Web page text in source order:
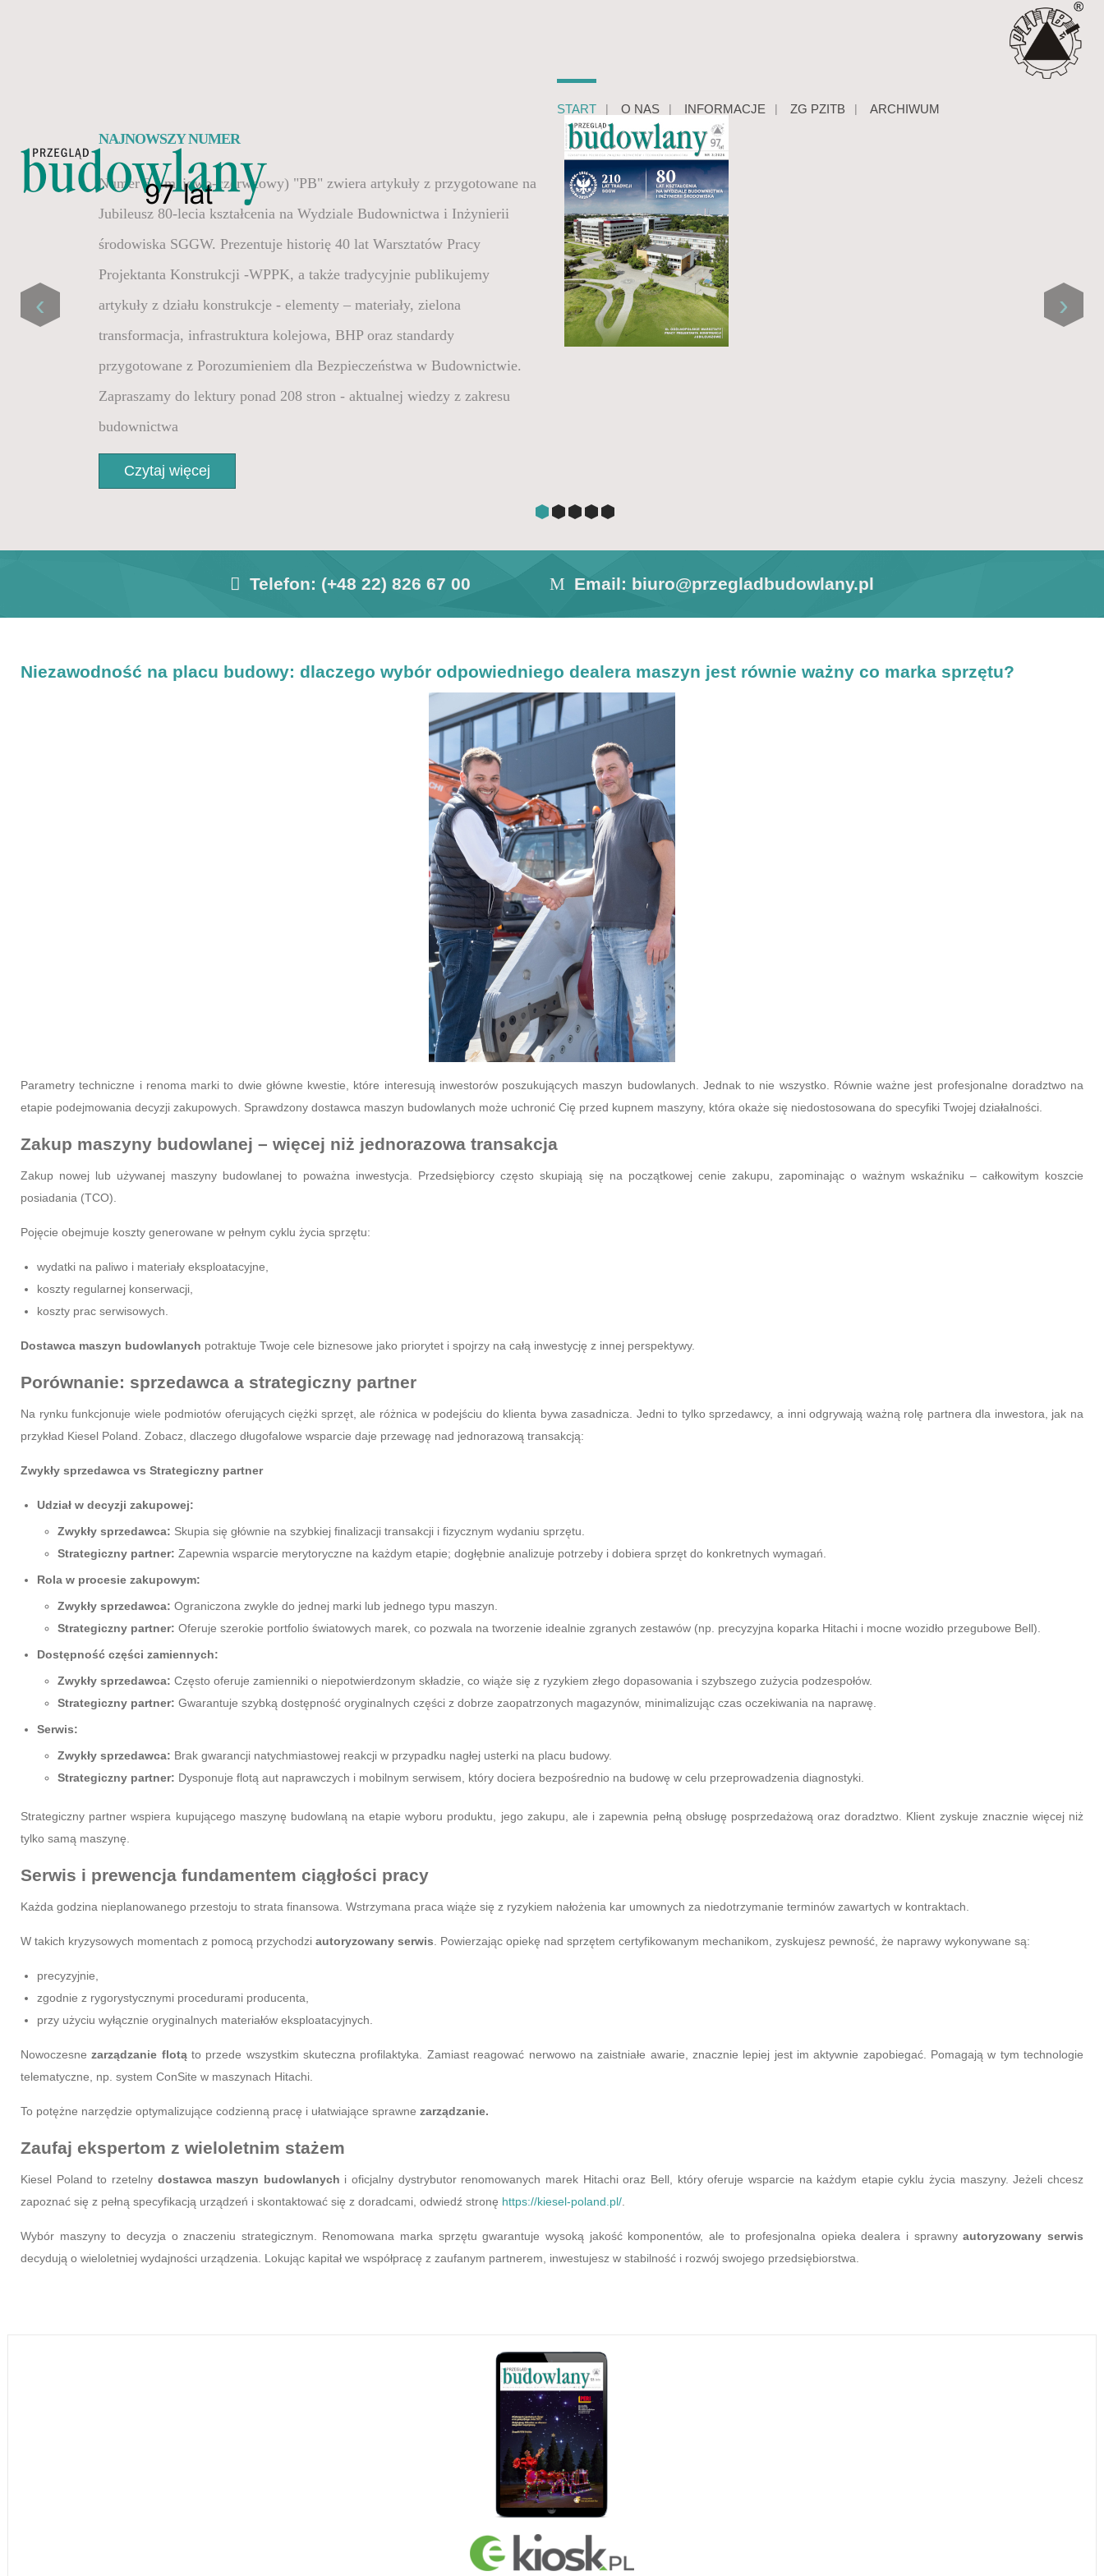
START O NAS INFORMACJE ZG PZITB ARCHIWUM
NAJNOWSZY NUMER
Numer 3 ( majowo-czerwcowy) "PB" zwiera artykuły z przygotowane na
Jubileusz 80-lecia kształcenia na Wydziale Budownictwa i Inżynierii
środowiska SGGW. Prezentuje historię 40 lat Warsztatów Pracy
Projektanta Konstrukcji -WPPK, a także tradycyjnie publikujemy
artykuły z działu konstrukcje - elementy – materiały, zielona
transformacja, infrastruktura kolejowa, BHP oraz standardy
przygotowane z Porozumieniem dla Bezpieczeństwa w Budownictwie.
Zapraszamy do lektury ponad 208 stron - aktualnej wiedzy z zakresu
budownictwa
Czytaj więcej
›
‹
Telefon: (+48 22) 826 67 00 Email: biuro@przegladbudowlany.pl
Niezawodność na placu budowy: dlaczego wybór odpowiedniego dealera maszyn jest równie ważny co marka sprzętu?
Parametry techniczne i renoma marki to dwie główne kwestie, które interesują inwestorów poszukujących maszyn budowlanych. Jednak to nie wszystko. Równie ważne jest profesjonalne doradztwo na
etapie podejmowania decyzji zakupowych. Sprawdzony dostawca maszyn budowlanych może uchronić Cię przed kupnem maszyny, która okaże się niedostosowana do specyfiki Twojej działalności.
Zakup maszyny budowlanej – więcej niż jednorazowa transakcja
Zakup nowej lub używanej maszyny budowlanej to poważna inwestycja. Przedsiębiorcy często skupiają się na początkowej cenie zakupu, zapominając o ważnym wskaźniku – całkowitym koszcie
posiadania (TCO).
Pojęcie obejmuje koszty generowane w pełnym cyklu życia sprzętu:
wydatki na paliwo i materiały eksploatacyjne,
koszty regularnej konserwacji,
koszty prac serwisowych.
Dostawca maszyn budowlanych potraktuje Twoje cele biznesowe jako priorytet i spojrzy na całą inwestycję z innej perspektywy.
Porównanie: sprzedawca a strategiczny partner
Na rynku funkcjonuje wiele podmiotów oferujących ciężki sprzęt, ale różnica w podejściu do klienta bywa zasadnicza. Jedni to tylko sprzedawcy, a inni odgrywają ważną rolę partnera dla inwestora, jak na
przykład Kiesel Poland. Zobacz, dlaczego długofalowe wsparcie daje przewagę nad jednorazową transakcją:
Zwykły sprzedawca vs Strategiczny partner
Udział w decyzji zakupowej:
Zwykły sprzedawca: Skupia się głównie na szybkiej finalizacji transakcji i fizycznym wydaniu sprzętu.
Strategiczny partner: Zapewnia wsparcie merytoryczne na każdym etapie; dogłębnie analizuje potrzeby i dobiera sprzęt do konkretnych wymagań.
Rola w procesie zakupowym:
Zwykły sprzedawca: Ograniczona zwykle do jednej marki lub jednego typu maszyn.
Strategiczny partner: Oferuje szerokie portfolio światowych marek, co pozwala na tworzenie idealnie zgranych zestawów (np. precyzyjna koparka Hitachi i mocne wozidło przegubowe Bell).
Dostępność części zamiennych:
Zwykły sprzedawca: Często oferuje zamienniki o niepotwierdzonym składzie, co wiąże się z ryzykiem złego dopasowania i szybszego zużycia podzespołów.
Strategiczny partner: Gwarantuje szybką dostępność oryginalnych części z dobrze zaopatrzonych magazynów, minimalizując czas oczekiwania na naprawę.
Serwis:
Zwykły sprzedawca: Brak gwarancji natychmiastowej reakcji w przypadku nagłej usterki na placu budowy.
Strategiczny partner: Dysponuje flotą aut naprawczych i mobilnym serwisem, który dociera bezpośrednio na budowę w celu przeprowadzenia diagnostyki.
Strategiczny partner wspiera kupującego maszynę budowlaną na etapie wyboru produktu, jego zakupu, ale i zapewnia pełną obsługę posprzedażową oraz doradztwo. Klient zyskuje znacznie więcej niż
tylko samą maszynę.
Serwis i prewencja fundamentem ciągłości pracy
Każda godzina nieplanowanego przestoju to strata finansowa. Wstrzymana praca wiąże się z ryzykiem nałożenia kar umownych za niedotrzymanie terminów zawartych w kontraktach.
W takich kryzysowych momentach z pomocą przychodzi autoryzowany serwis . Powierzając opiekę nad sprzętem certyfikowanym mechanikom, zyskujesz pewność, że naprawy wykonywane są:
precyzyjnie,
zgodnie z rygorystycznymi procedurami producenta,
przy użyciu wyłącznie oryginalnych materiałów eksploatacyjnych.
Nowoczesnezarządzanie flotąto przede wszystkim skuteczna profilaktyka. Zamiast reagować nerwowo na zaistniałe awarie, znacznie lepiej jest im aktywnie zapobiegać. Pomagają w tym technologie
telematyczne, np. system ConSite w maszynach Hitachi.
To potężne narzędzie optymalizujące codzienną pracę i ułatwiające sprawne zarządzanie.
Zaufaj ekspertom z wieloletnim stażem
Kiesel Poland to rzetelny dostawca maszyn budowlanych i oficjalny dystrybutor renomowanych marek Hitachi oraz Bell, który oferuje wsparcie na każdym etapie cyklu życia maszyny. Jeżeli chcesz
zapoznać się z pełną specyfikacją urządzeń i skontaktować się z doradcami, odwiedź stronę https://kiesel-poland.pl/
Wybór maszyny to decyzja o znaczeniu strategicznym. Renomowana marka sprzętu gwarantuje wysoką jakość komponentów, ale to profesjonalna opieka dealera i sprawnyautoryzowany serwis
decydują o wieloletniej wydajności urządzenia. Lokując kapitał we współpracę z zaufanym partnerem, inwestujesz w stabilność i rozwój swojego przedsiębiorstwa.